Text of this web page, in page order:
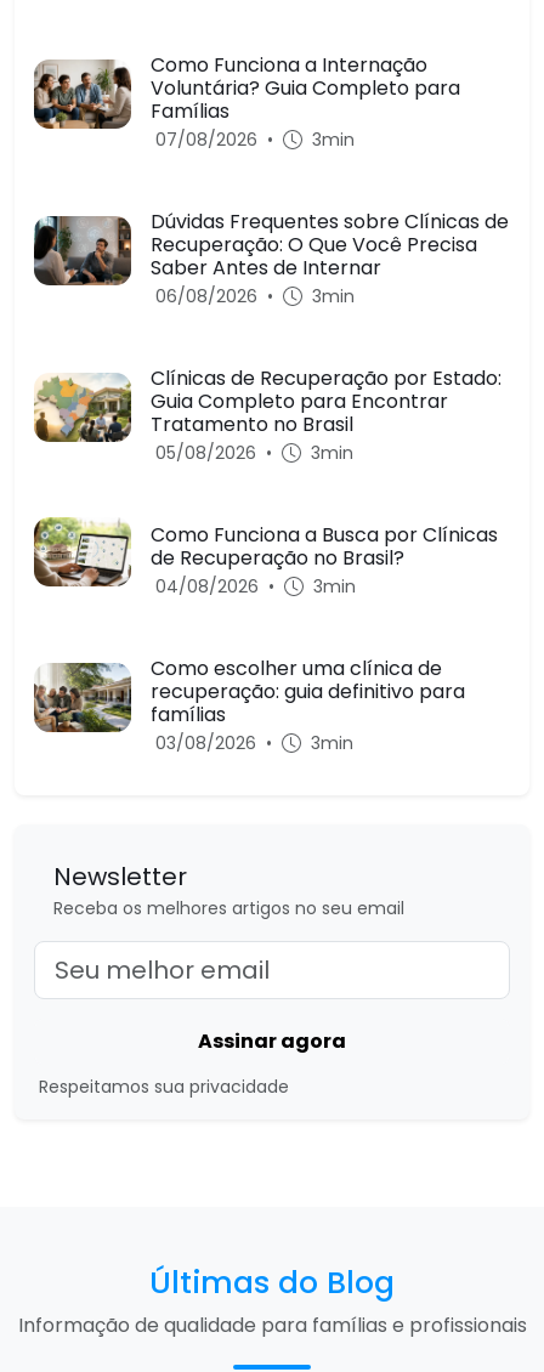
Como Funciona a Internação
Voluntária? Guia Completo para
Famílias
07/08/2026 • 3min
Dúvidas Frequentes sobre Clínicas de
Recuperação: O Que Você Precisa
Saber Antes de Internar
06/08/2026 • 3min
Clínicas de Recuperação por Estado:
Guia Completo para Encontrar
Tratamento no Brasil
05/08/2026 • 3min
Como Funciona a Busca por Clínicas
de Recuperação no Brasil?
04/08/2026 • 3min
Como escolher uma clínica de
recuperação: guia definitivo para
famílias
03/08/2026 • 3min
Newsletter
Receba os melhores artigos no seu email
Assinar agora
Respeitamos sua privacidade
Últimas do Blog
Informação de qualidade para famílias e profissionais